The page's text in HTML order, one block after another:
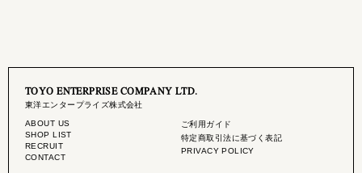
TOYO ENTERPRISE COMPANY LTD.
東洋エンタープライズ株式会社
ABOUT US
SHOP LIST
RECRUIT
CONTACT
ご利用ガイド
特定商取引法に基づく表記
PRIVACY POLICY